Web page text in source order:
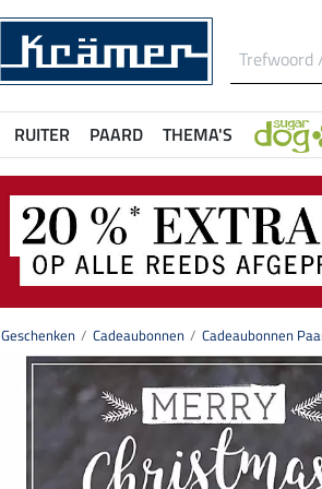
RUITER PAARD THEMA'S
Geschenken Cadeaubonnen Cadeaubonnen